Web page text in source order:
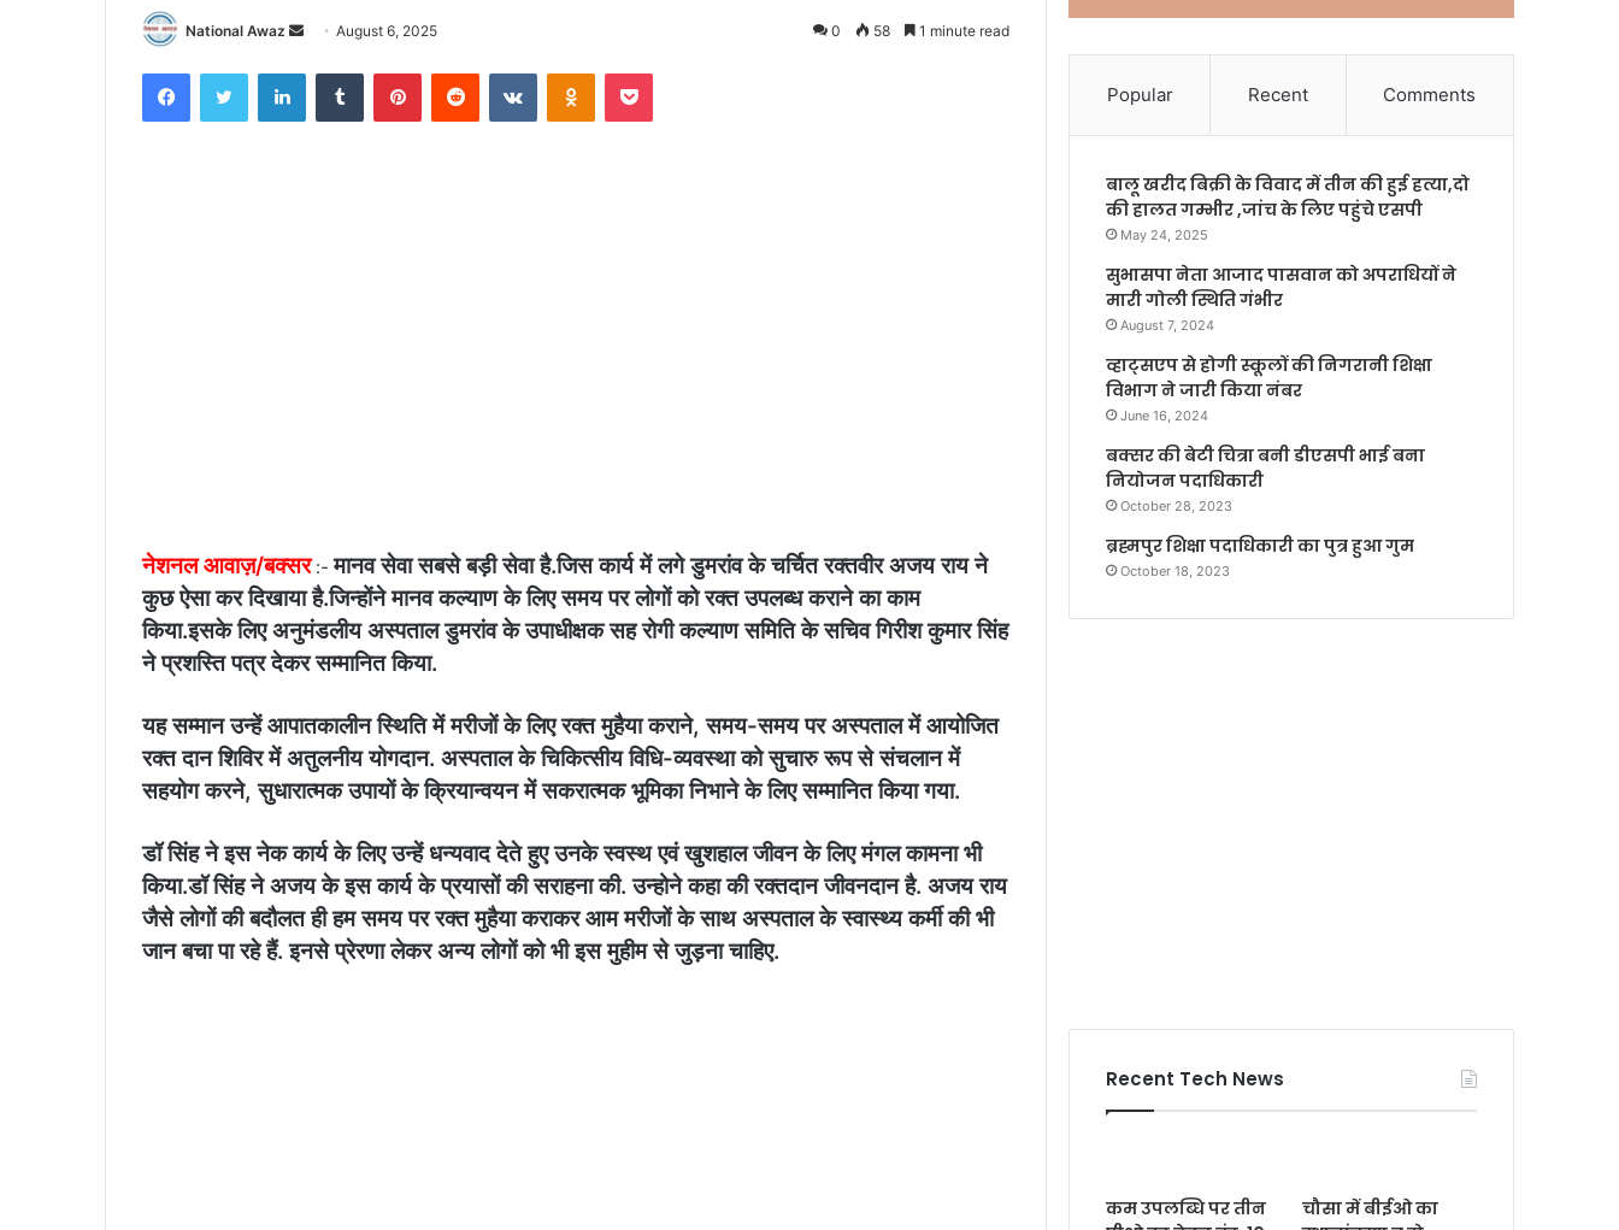
National Awaz
d
August 6, 2025 0 58 1 minute read
नेशनल आवाज़/बक्सर:-मानव सेवा सबसे बड़ी सेवा है.जिस कार्य में लगे डुमरांव के चर्चित रक्तवीर अजय राय ने
कुछ ऐसा कर दिखाया है.जिन्होंने मानव कल्याण के लिए समय पर लोगों को रक्त उपलब्ध कराने का काम
किया.इसके लिए अनुमंडलीय अस्पताल डुमरांव के उपाधीक्षक सह रोगी कल्याण समिति के सचिव गिरीश कुमार सिंह
ने प्रशस्ति पत्र देकर सम्मानित किया.
यह सम्मान उन्हें आपातकालीन स्थिति में मरीजों के लिए रक्त मुहैया कराने, समय-समय पर अस्पताल में आयोजित
रक्त दान शिविर में अतुलनीय योगदान. अस्पताल के चिकित्सीय विधि-व्यवस्था को सुचारु रूप से संचलान में
सहयोग करने, सुधारात्मक उपायों के क्रियान्वयन में सकरात्मक भूमिका निभाने के लिए सम्मानित किया गया.
डॉ सिंह ने इस नेक कार्य के लिए उन्हें धन्यवाद देते हुए उनके स्वस्थ एवं खुशहाल जीवन के लिए मंगल कामना भी
किया.डॉ सिंह ने अजय के इस कार्य के प्रयासों की सराहना की. उन्होने कहा की रक्तदान जीवनदान है. अजय राय
जैसे लोगों की बदौलत ही हम समय पर रक्त मुहैया कराकर आम मरीजों के साथ अस्पताल के स्वास्थ्य कर्मी की भी
जान बचा पा रहे हैं. इनसे प्रेरणा लेकर अन्य लोगों को भी इस मुहीम से जुड़ना चाहिए.
Popular Recent Comments
बालू खरीद बिक्री के विवाद में तीन की हुई हत्या,दो
की हालत गम्भीर ,जांच के लिए पहुंचे एसपी
May 24, 2025
सुभासपा नेता आजाद पासवान को अपराधियों ने
मारी गोली स्थिति गंभीर
August 7, 2024
व्हाट्सएप से होगी स्कूलों की निगरानी शिक्षा
विभाग ने जारी किया नंबर
June 16, 2024
बक्सर की बेटी चित्रा बनी डीएसपी भाई बना
नियोजन पदाधिकारी
October 28, 2023
ब्रह्मपुर शिक्षा पदाधिकारी का पुत्र हुआ गुम
October 18, 2023
Recent Tech News
कम उपलब्धि पर तीन
चौसा में बीईओ का